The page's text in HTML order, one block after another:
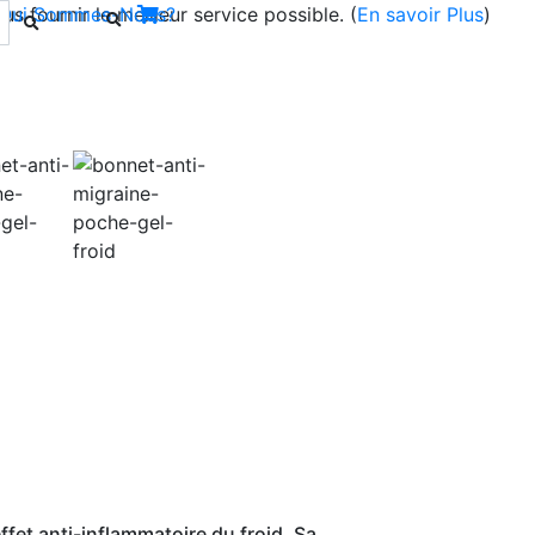
fournir le meilleur service possible. (En savoir Plus)
Qui Sommes-Nous?